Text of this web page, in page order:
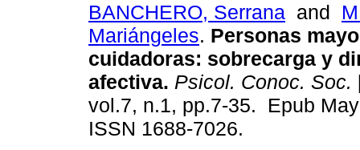
BANCHERO, Serrana and
Mariángeles. Personas
cuidadoras: sobrecarga y
afectiva. Psicol. Conoc. Soc.
vol.7, n.1, pp.7-35. Epub
ISSN 1688-7026.